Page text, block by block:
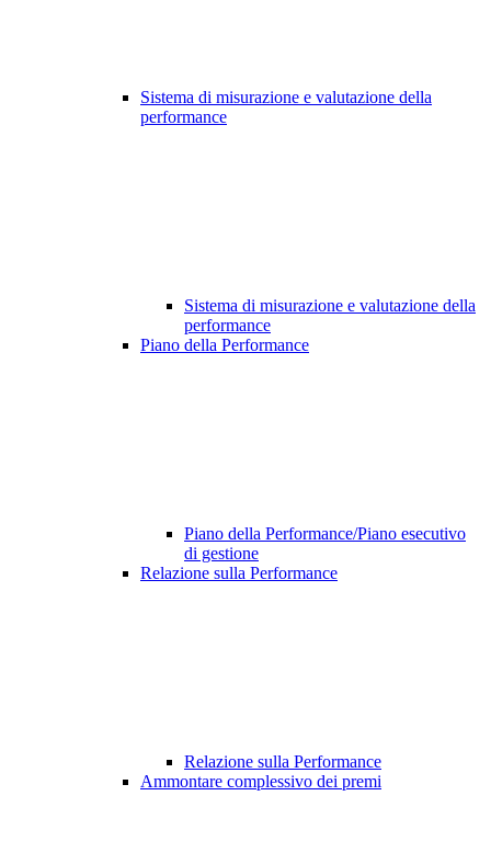
Sistema di misurazione e valutazione della
performance
Sistema di misurazione e valutazione della
performance
Piano della Performance
Piano della Performance/Piano esecutivo
di gestione
Relazione sulla Performance
Relazione sulla Performance
Ammontare complessivo dei premi